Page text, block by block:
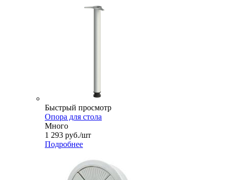
Быстрый просмотр
Опора для стола
Много
1 293 руб./шт
Подробнее